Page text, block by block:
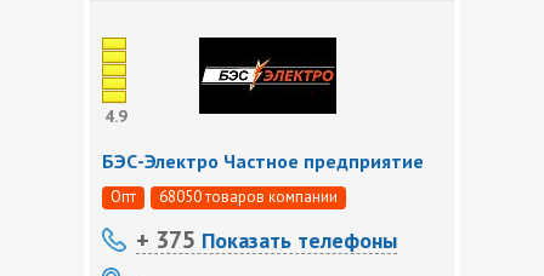
4.9
БЭС-Электро Частное предприятие
Опт 68050 товаров компании
+ 375 Показать телефоны